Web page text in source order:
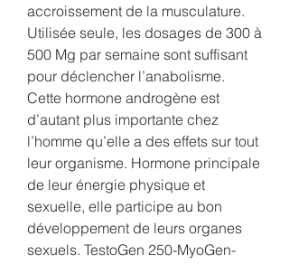
accroissement de la musculature.
Utilisée seule, les dosages de 300 à
500 Mg par semaine sont suffisant
pour déclencher l’anabolisme.
Cette hormone androgène est
d’autant plus importante chez
l’homme qu’elle a des effets sur tout
leur organisme. Hormone principale
de leur énergie physique et
sexuelle, elle participe au bon
développement de leurs organes
sexuels. TestoGen 250-MyoGen-